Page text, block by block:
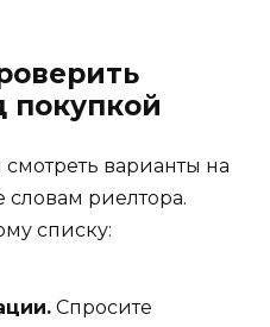
покупкой
варианты на
словам риелтора.
списку:
Спросите